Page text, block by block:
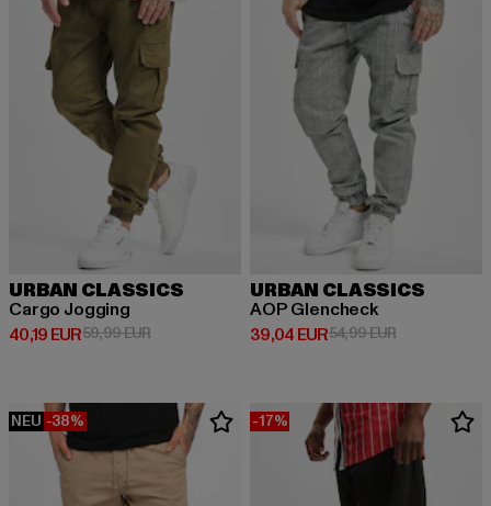
URBAN CLASSICS
Cargo Jogging
40,19 EUR
Derzeitiger Preis: 40,19 EUR
59,99 EURAktionspreis: 59,99 EUR
URBAN CLASSICS
AOP Glencheck
39,04 EUR
Derzeitiger Preis: 39,04 EUR
54,99 EURAktionspreis:
NEU -38% -17%